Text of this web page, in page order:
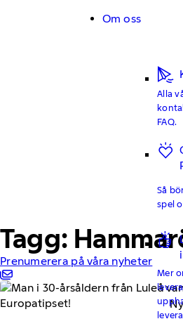
Om oss
Alla
FAQ.
Så
spel
Mer
Tagg:
Prenumerera på våra nyheter